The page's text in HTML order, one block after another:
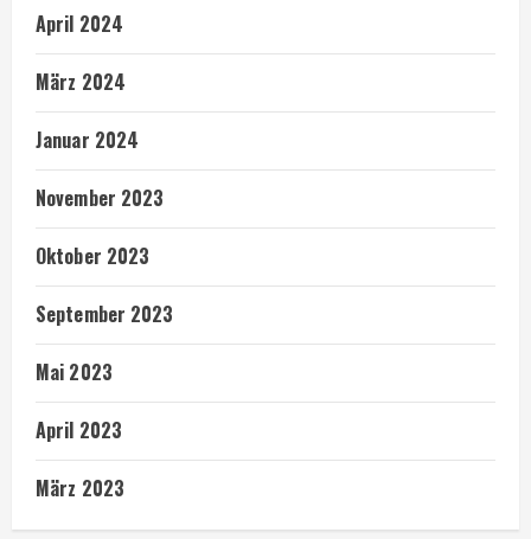
April 2024
März 2024
Januar 2024
November 2023
Oktober 2023
September 2023
Mai 2023
April 2023
März 2023